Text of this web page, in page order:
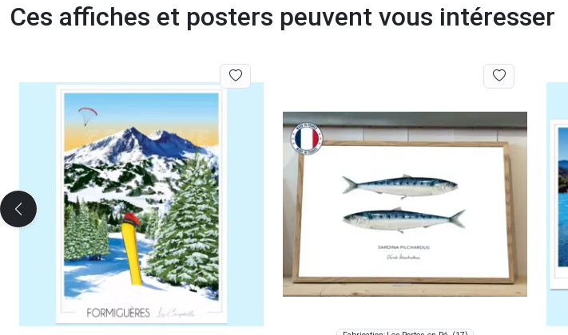
Ces affiches et posters peuvent vous intéresser